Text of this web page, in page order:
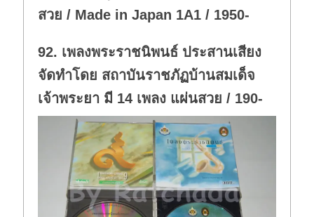
สวย / Made in Japan 1A1 / 1950-
92. เพลงพระราชนิพนธ์ ประสานเสียง
จัดทำโดย สถาบันราชภัฏบ้านสมเด็จ
เจ้าพระยา มี 14 เพลง แผ่นสวย / 190-